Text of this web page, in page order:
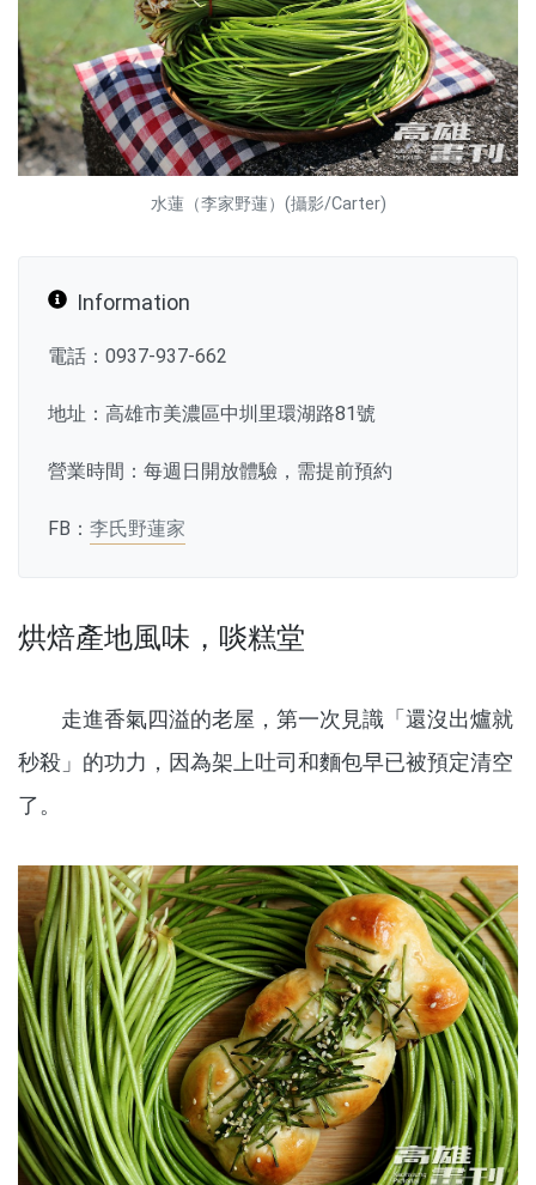
水蓮（李家野蓮）(攝影/Carter)
Information
電話：0937-937-662
地址：高雄市美濃區中圳里環湖路81號
營業時間：每週日開放體驗，需提前預約
FB： 李氏野蓮家
烘焙產地風味，啖糕堂
走進香氣四溢的老屋，第一次見識「還沒出爐就
秒殺」的功力，因為架上吐司和麵包早已被預定清空
了。